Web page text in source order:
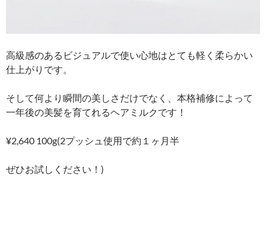
高級感のあるビジュアルで使い心地はとても軽く柔らかい
仕上がりです。
そして何より瞬間の美しさだけでなく、本格補修によって
一年後の美髪を育てれるヘアミルクです！
¥2,640 100g(2プッシュ使用で約１ヶ月半
ぜひお試しください！)